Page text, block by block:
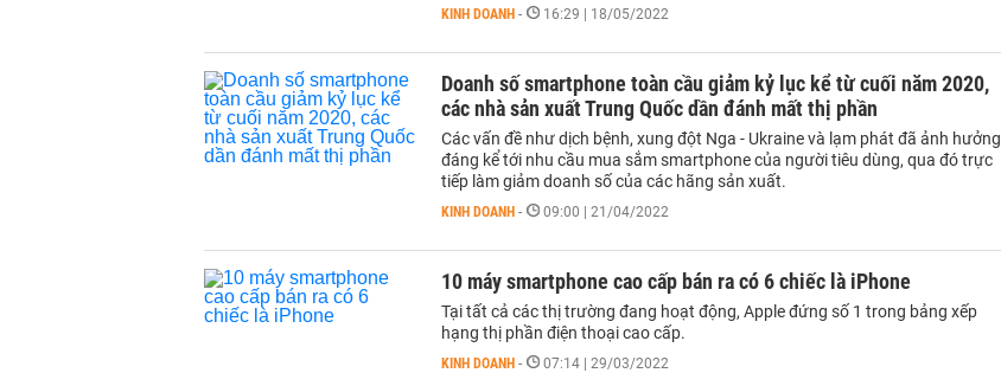
KINH DOANH - 16:29 | 18/05/2022
Doanh số smartphone toàn cầu giảm kỷ lục kể từ cuối năm 2020,
các nhà sản xuất Trung Quốc dần đánh mất thị phần
Các vấn đề như dịch bệnh, xung đột Nga - Ukraine và lạm phát đã ảnh hưởng
đáng kể tới nhu cầu mua sắm smartphone của người tiêu dùng, qua đó trực
tiếp làm giảm doanh số của các hãng sản xuất.
KINH DOANH - 09:00 | 21/04/2022
10 máy smartphone cao cấp bán ra có 6 chiếc là iPhone
Tại tất cả các thị trường đang hoạt động, Apple đứng số 1 trong bảng xếp
hạng thị phần điện thoại cao cấp.
KINH DOANH - 07:14 | 29/03/2022